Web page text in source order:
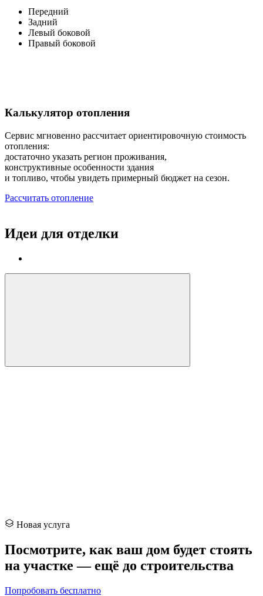
Передний
Задний
Левый боковой
Правый боковой
Калькулятор отопления
Сервис мгновенно рассчитает ориентировочную стоимость
отопления:
достаточно указать регион проживания,
конструктивные особенности здания
и топливо, чтобы увидеть примерный бюджет на сезон.
Рассчитать отопление
Идеи для отделки
Новая услуга
Посмотрите, как ваш дом будет стоять
на участке — ещё до строительства
Попробовать бесплатно